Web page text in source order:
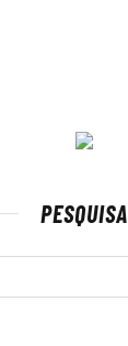
PESQUISA